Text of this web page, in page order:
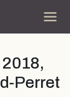
Perret